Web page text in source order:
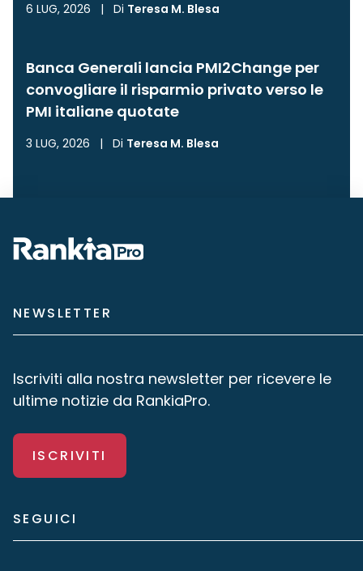
6 LUG, 2026 | Di Teresa M. Blesa
Banca Generali lancia PMI2Change per
convogliare il risparmio privato verso le
PMI italiane quotate
3 LUG, 2026 | Di Teresa M. Blesa
NEWSLETTER
Iscriviti alla nostra newsletter per ricevere le
ultime notizie da RankiaPro.
ISCRIVITI
SEGUICI